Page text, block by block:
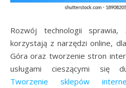
Rozwój technologii
korzystają z narzędzi online,
Góra oraz tworzenie stron
usługami cieszącymi się
Tworzenie sklepów